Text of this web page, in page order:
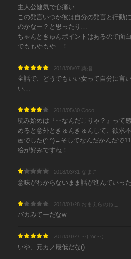
主人公健気で心痛い…
この発言いつか彼は自分の発言と行動
のかなー？と思ったり…
ちゃんときゅんポイントはあるので面白
でももやもや…！
2018/08/07 薬指…
全話で、どうでもいい女って自分に言
い…
2018/05/30 Coco
読み始めは『‥なんだこりゃ？』って
めると意外ときゅんきゅんして、欲求
画でした(^ ^)←そしてなんだかんだで
絵が好みですね！
2018/03/31 なまこ
意味がわからないまま話が進んでいった
2018/01/28 おまえらのねこ
バカみてーだなw
2018/01/27 ～( 'ω'～)
いや、元カノ最低だな()